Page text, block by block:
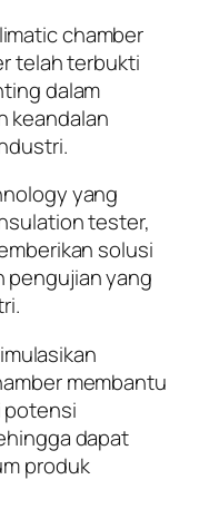
chamber
telah terbukti
dalam
keandalan
yang
tester,
solusi
yang
membantu
potensi
dapat
produk